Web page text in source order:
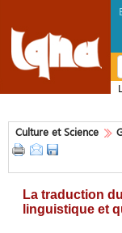
Culture et Science
La traduction
linguistique et